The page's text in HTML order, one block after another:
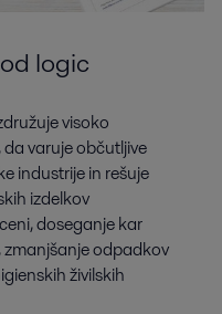
logic
visoko
varuje občutljive
industrije in rešuje
izdelkov
doseganje kar
odpadkov
živilskih